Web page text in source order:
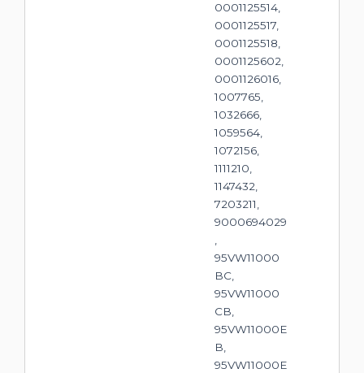
0001125514,
0001125517,
0001125518,
0001125602,
0001126016,
1007765,
1032666,
1059564,
1072156,
1111210,
1147432,
7203211,
9000694029
,
95VW11000
BC,
95VW11000
CB,
95VW11000E
B,
95VW11000E